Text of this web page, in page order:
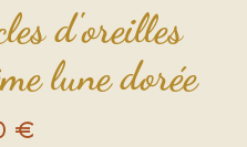
d'oreilles
lune dorée
€Prix